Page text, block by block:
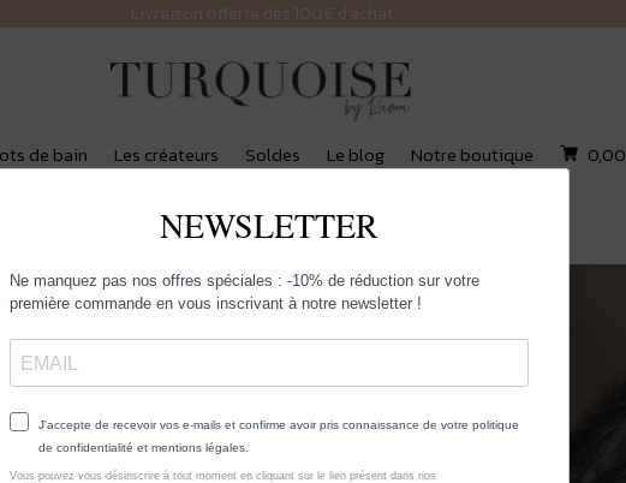
Livraison offerte dès 100€ d’achat
de bain Les créateurs Soldes Le blog Notre boutique 0,00
SIGAL